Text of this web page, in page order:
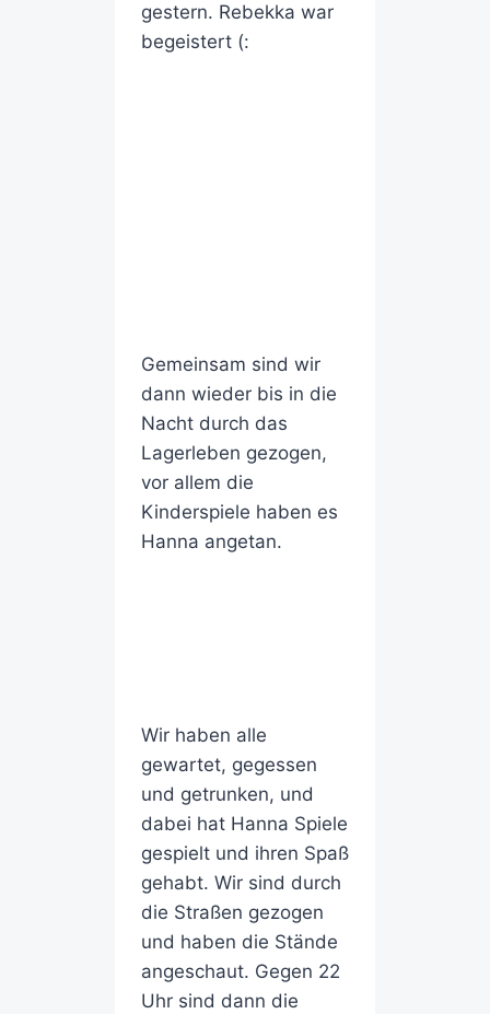
gestern. Rebekka war
begeistert (:
Gemeinsam sind wir
dann wieder bis in die
Nacht durch das
Lagerleben gezogen,
vor allem die
Kinderspiele haben es
Hanna angetan.
Wir haben alle
gewartet, gegessen
und getrunken, und
dabei hat Hanna Spiele
gespielt und ihren Spaß
gehabt. Wir sind durch
die Straßen gezogen
und haben die Stände
angeschaut. Gegen 22
Uhr sind dann die